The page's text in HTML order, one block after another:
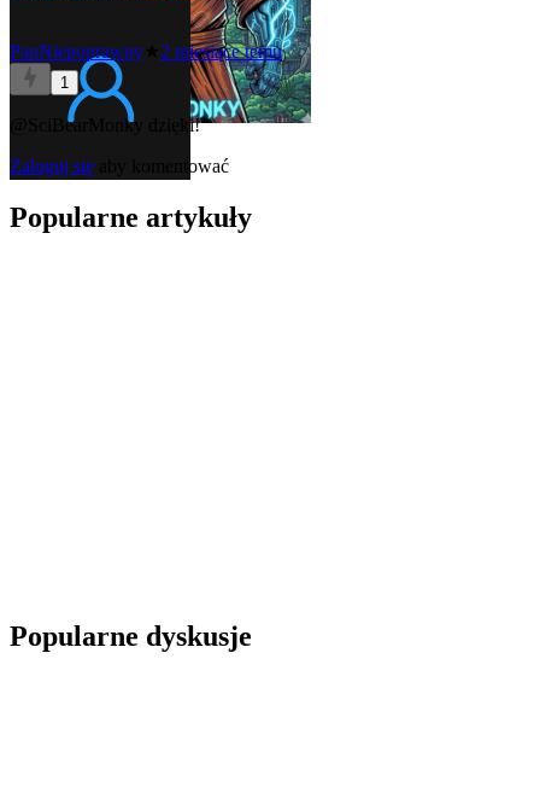
PanNiepoprawny 2 miesiące temu
1
@SciBearMonky
dzięki!
Zaloguj się aby komentować
Popularne artykuły
Popularne dyskusje